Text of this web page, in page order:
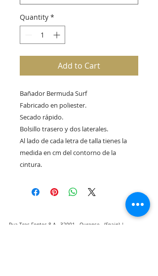
Quantity *
Add to Cart
Bañador Bermuda Surf
Fabricado en poliester.
Secado rápido.
Bolsillo trasero y dos laterales.
Al lado de cada letra de talla tienes la
medida en cm del contorno de la
cintura.
Rua Tres Fontes 8-A - 32001 - Ourense - (Spain) |